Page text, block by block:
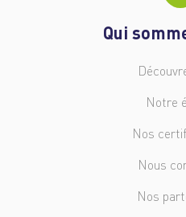
Qui
Notre
Nos
Nous
Nos